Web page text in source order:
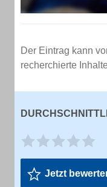
Der Eintrag kann
recherchierte
Jetzt